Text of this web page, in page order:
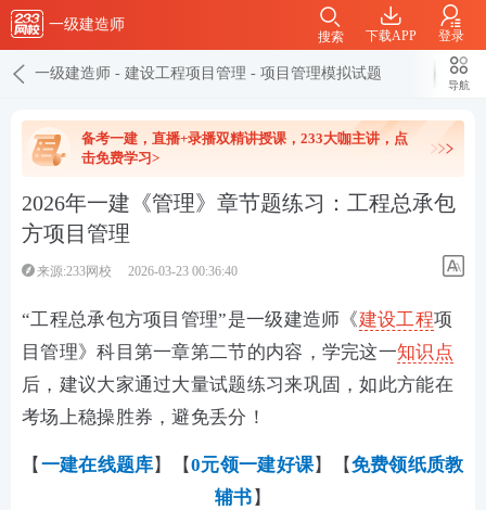
一级建造师
下载APP 登录
搜索
一级建造师 - 建设工程项目管理 - 项目管理模拟试题
导航
备考一建，直播+录播双精讲授课，233大咖主讲，点
击免费学习>
2026年一建《管理》章节题练习：工程总承包
方项目管理
来源:233网校 2026-03-23 00:36:40
“工程总承包方项目管理”是一级建造师《建设工程项
目管理》科目第一章第二节的内容，学完这一知识点
后，建议大家通过大量试题练习来巩固，如此方能在
考场上稳操胜券，避免丢分！
【 一建在线题库】【0元领一建好课】【免费领纸质教
辅书 】